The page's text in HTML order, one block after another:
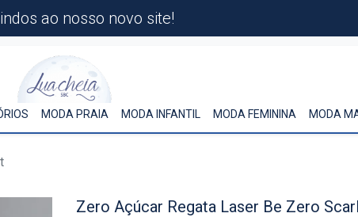
ao nosso novo site!
MODA PRAIA MODA INFANTIL MODA FEMININA MODA
Zero Açúcar Regata Laser Be Zero